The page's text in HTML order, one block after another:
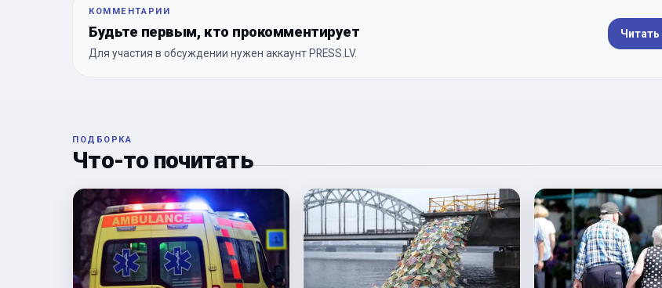
КОММЕНТАРИИ
Будьте первым, кто прокомментирует
Для участия в обсуждении нужен аккаунт PRESS.LV.
Читать
ПОДБОРКА
Что-то почитать